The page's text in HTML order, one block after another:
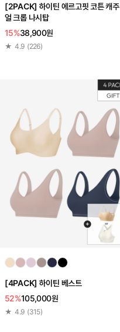
[2PACK] 하이틴 에르고핏 코튼 캐주
얼 크롭 나시탑
15%38,900원
★ 4.9 (226)
[4PACK] 하이틴 베스트
52%105,000원
★ 4.9 (315)